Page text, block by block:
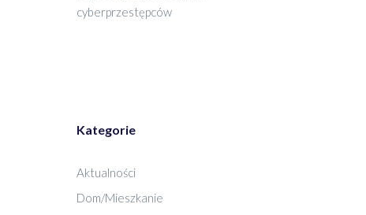
cyberprzestępców
Kategorie
Aktualności
Dom/Mieszkanie